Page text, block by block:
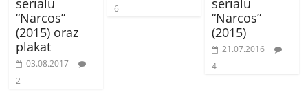
serialu
“Narcos”
(2015) oraz
plakat
03.08.2017
2
6
serialu
“Narcos”
(2015)
21.07.2016
4